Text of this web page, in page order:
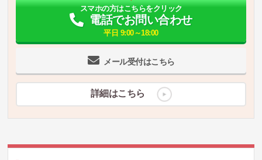
メール受付はこちら
スマホの方はこちらをクリック
電話でお問い合わせ
平日 9:00～18:00
詳細はこちら